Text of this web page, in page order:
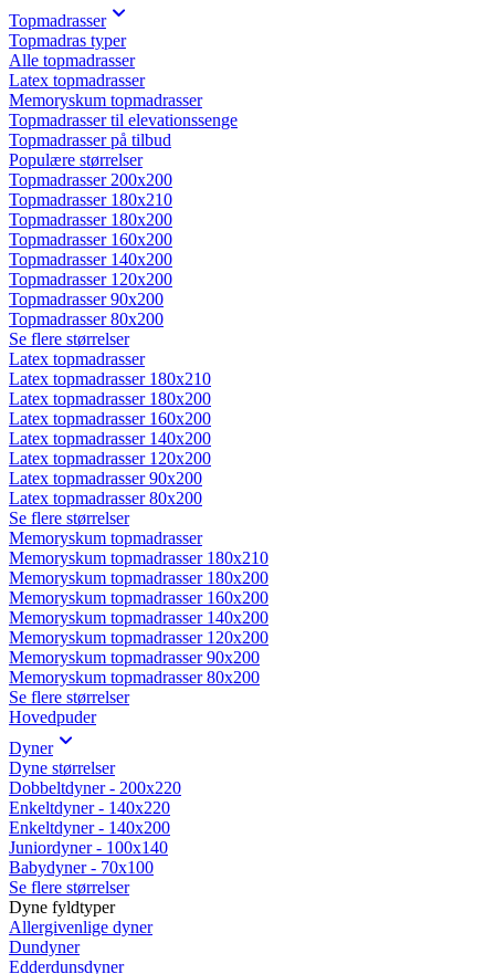
Topmadrasser
Topmadras typer
Alle topmadrasser
Latex topmadrasser
Memoryskum topmadrasser
Topmadrasser til elevationssenge
Topmadrasser på tilbud
Populære størrelser
Topmadrasser 200x200
Topmadrasser 180x210
Topmadrasser 180x200
Topmadrasser 160x200
Topmadrasser 140x200
Topmadrasser 120x200
Topmadrasser 90x200
Topmadrasser 80x200
Se flere størrelser
Latex topmadrasser
Latex topmadrasser 180x210
Latex topmadrasser 180x200
Latex topmadrasser 160x200
Latex topmadrasser 140x200
Latex topmadrasser 120x200
Latex topmadrasser 90x200
Latex topmadrasser 80x200
Se flere størrelser
Memoryskum topmadrasser
Memoryskum topmadrasser 180x210
Memoryskum topmadrasser 180x200
Memoryskum topmadrasser 160x200
Memoryskum topmadrasser 140x200
Memoryskum topmadrasser 120x200
Memoryskum topmadrasser 90x200
Memoryskum topmadrasser 80x200
Se flere størrelser
Hovedpuder
Dyner
Dyne størrelser
Dobbeltdyner - 200x220
Enkeltdyner - 140x220
Enkeltdyner - 140x200
Juniordyner - 100x140
Babydyner - 70x100
Se flere størrelser
Dyne fyldtyper
Allergivenlige dyner
Dundyner
Edderdunsdyner